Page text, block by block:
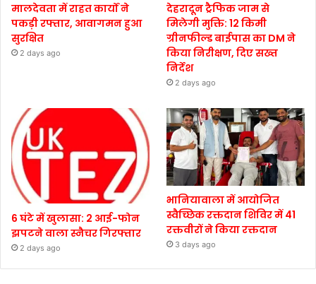
मालदेवता में राहत कार्यों ने
पकड़ी रफ्तार, आवागमन हुआ
सुरक्षित
2 days ago
देहरादून ट्रैफिक जाम से
मिलेगी मुक्ति: 12 किमी
ग्रीनफील्ड बाईपास का DM ने
किया निरीक्षण, दिए सख्त
निर्देश
2 days ago
6 घंटे में खुलासा: 2 आई-फोन
झपटने वाला स्नैचर गिरफ्तार
2 days ago
भानियावाला में आयोजित
स्वैच्छिक रक्तदान शिविर में 41
रक्तवीरों ने किया रक्तदान
3 days ago